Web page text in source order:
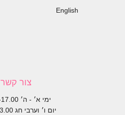
English
צור קשר
ימי א׳ - ה׳ 10.00-17.00
יום ו׳ וערבי חג 10.00-13.00